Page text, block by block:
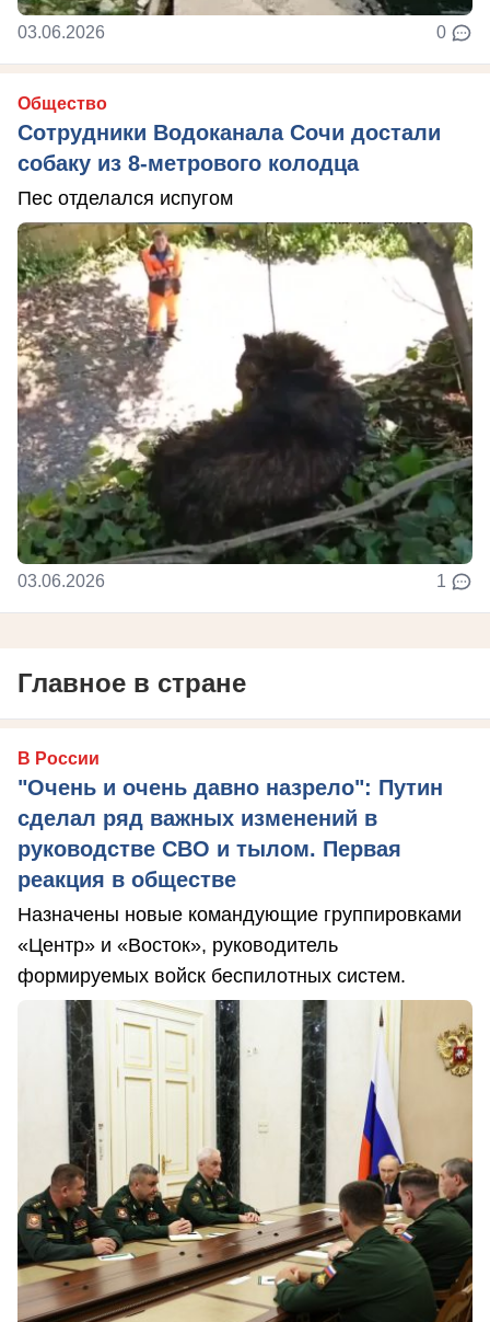
03.06.2026 0
Общество
Сотрудники Водоканала Сочи достали
собаку из 8-метрового колодца
Пес отделался испугом
03.06.2026 1
Главное в стране
В России
"Очень и очень давно назрело": Путин
сделал ряд важных изменений в
руководстве СВО и тылом. Первая
реакция в обществе
Назначены новые командующие группировками
«Центр» и «Восток», руководитель
формируемых войск беспилотных систем.